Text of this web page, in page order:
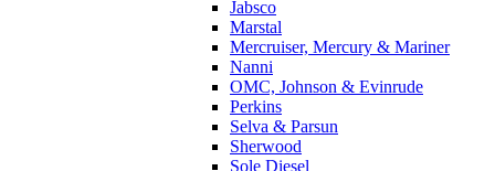
Jabsco
Marstal
Mercruiser, Mercury & Mariner
Nanni
OMC, Johnson & Evinrude
Perkins
Selva & Parsun
Sherwood
Sole Diesel